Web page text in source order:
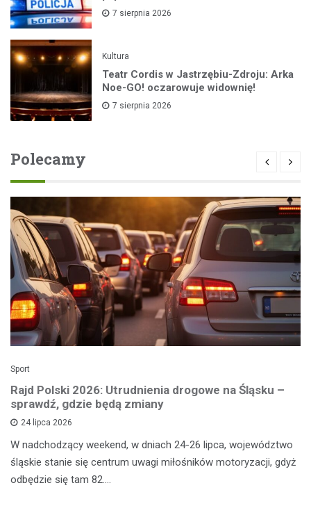
7 sierpnia 2026
Kultura
Teatr Cordis w Jastrzębiu-Zdroju: Arka
Noe-GO! oczarowuje widownię!
7 sierpnia 2026
Polecamy
Sport
Rajd Polski 2026: Utrudnienia drogowe na Śląsku –
sprawdź, gdzie będą zmiany
24 lipca 2026
W nadchodzący weekend, w dniach 24-26 lipca, województwo
śląskie stanie się centrum uwagi miłośników motoryzacji, gdyż
odbędzie się tam 82.…